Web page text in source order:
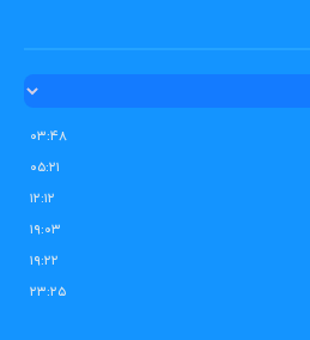
۰۳:۴۸
۰۵:۲۱
۱۲:۱۲
۱۹:۰۳
۱۹:۲۲
۲۳:۲۵